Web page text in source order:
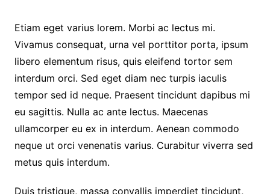
Etiam eget varius lorem. Morbi ac lectus mi.
Vivamus consequat, urna vel porttitor porta, ipsum
libero elementum risus, quis eleifend tortor sem
interdum orci. Sed eget diam nec turpis iaculis
tempor sed id neque. Praesent tincidunt dapibus mi
eu sagittis. Nulla ac ante lectus. Maecenas
ullamcorper eu ex in interdum. Aenean commodo
neque ut orci venenatis varius. Curabitur viverra sed
metus quis interdum.
Duis tristique, massa convallis imperdiet tincidunt,